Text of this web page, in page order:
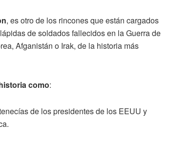
, es otro de los rincones que están cargados
de soldados fallecidos en la Guerra de
Afganistán o Irak, de la historia más
como:
de los presidentes de los EEUU y